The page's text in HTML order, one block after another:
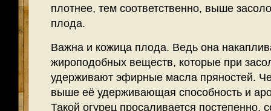
плотнее, тем соответственно, выше
плода.
Важна и кожица плода. Ведь она
жироподобных веществ, которые при
удерживают эфирные масла пряностей.
выше её удерживающая способность и
Такой огурец просаливается постепенно,